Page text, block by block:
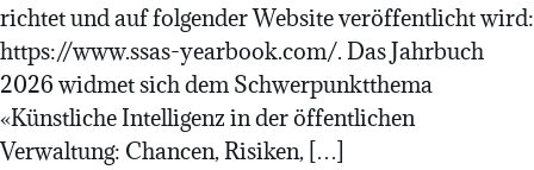
richtet und auf folgender Website veröffentlicht wird:
https://www.ssas-yearbook.com/. Das Jahrbuch
2026 widmet sich dem Schwerpunktthema
«Künstliche Intelligenz in der öffentlichen
Verwaltung: Chancen, Risiken, […]